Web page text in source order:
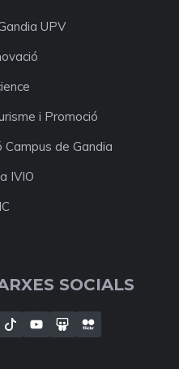
UPV
i Promoció
de Gandia
IVIO
SOCIALS